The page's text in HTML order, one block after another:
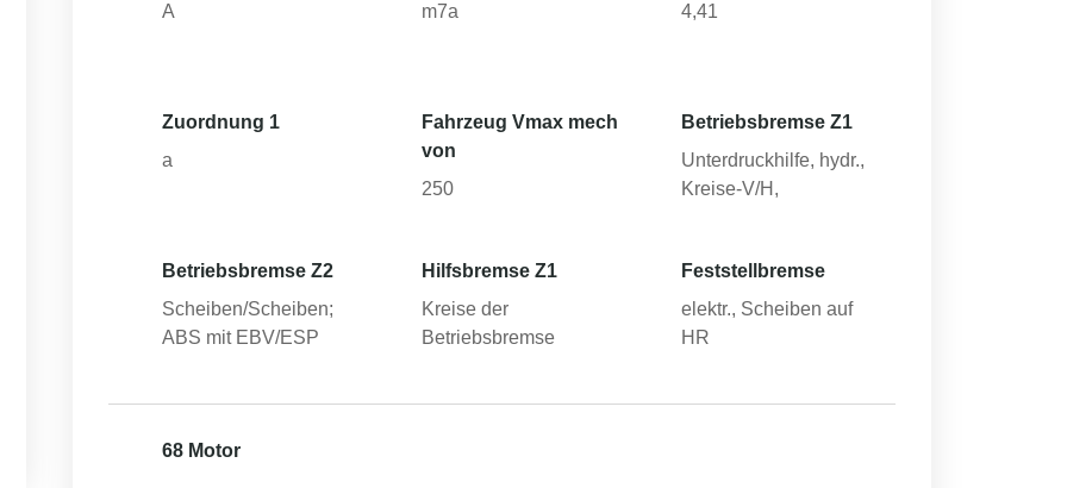
A
m7a
4,41
Zuordnung 1
a
Fahrzeug Vmax mech
von
250
Betriebsbremse Z1
Unterdruckhilfe, hydr.,
Kreise-V/H,
Betriebsbremse Z2
Scheiben/Scheiben;
ABS mit EBV/ESP
Hilfsbremse Z1
Kreise der
Betriebsbremse
Feststellbremse
elektr., Scheiben auf
HR
68 Motor